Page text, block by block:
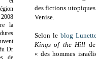
des fictions
Venise.
Selon le blog
Kings of the Hill
« des hommes
la
Dr
de